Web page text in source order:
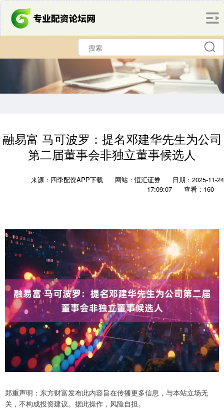
融易富 马可波罗：提名邓建华先生为公司
第二届董事会非独立董事候选人
来源：四季配资APP下载 网站：恒汇证券
日期：2025-11-24
17:09:07
查看：160
郑重声明：东方财富发布此内容旨在传播更多信息，与本站立场无
关，不构成投资建议。据此操作，风险自担。